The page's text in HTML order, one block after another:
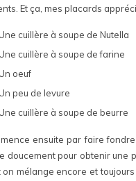
Et ça, mes placards
cuillère à soupe de Nutella
cuillère à soupe de farine
oeuf
peu de levure
cuillère à soupe de beurre
ensuite par faire
doucement pour obtenir une
mélange encore et